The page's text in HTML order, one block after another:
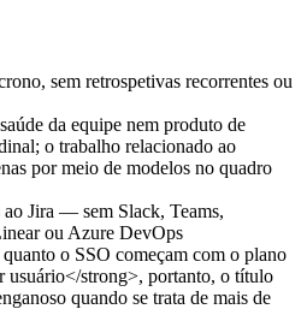
sem retrospetivas recorrentes ou
da equipe nem produto de
o trabalho relacionado ao
por meio de modelos no quadro
ao Jira — sem Slack, Teams,
ou Azure DevOps
o SSO começam com o plano
usuário</strong>, portanto, o título
quando se trata de mais de